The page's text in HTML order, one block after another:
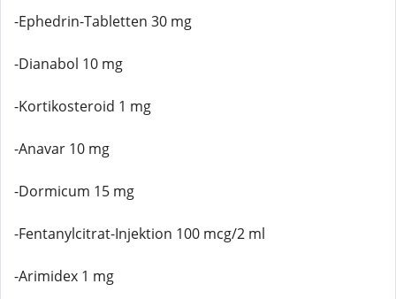
-Ephedrin-Tabletten 30 mg
-Dianabol 10 mg
-Kortikosteroid 1 mg
-Anavar 10 mg
-Dormicum 15 mg
-Fentanylcitrat-Injektion 100 mcg/2 ml
-Arimidex 1 mg